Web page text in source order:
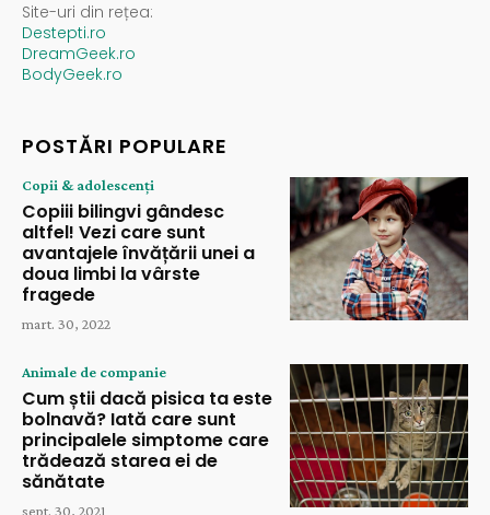
Site-uri din rețea:
Destepti.ro
DreamGeek.ro
BodyGeek.ro
POSTĂRI POPULARE
Copii & adolescenți
Copiii bilingvi gândesc
altfel! Vezi care sunt
avantajele învățării unei a
doua limbi la vârste
fragede
mart. 30, 2022
Animale de companie
Cum știi dacă pisica ta este
bolnavă? Iată care sunt
principalele simptome care
trădează starea ei de
sănătate
sept. 30, 2021